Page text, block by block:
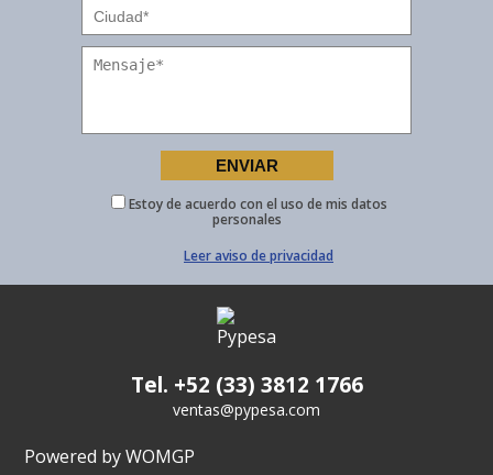
Estoy de acuerdo con el uso de mis datos
personales
Leer aviso de privacidad
Tel. +52 (33) 3812 1766
ventas@pypesa.com
Powered by WOMGP